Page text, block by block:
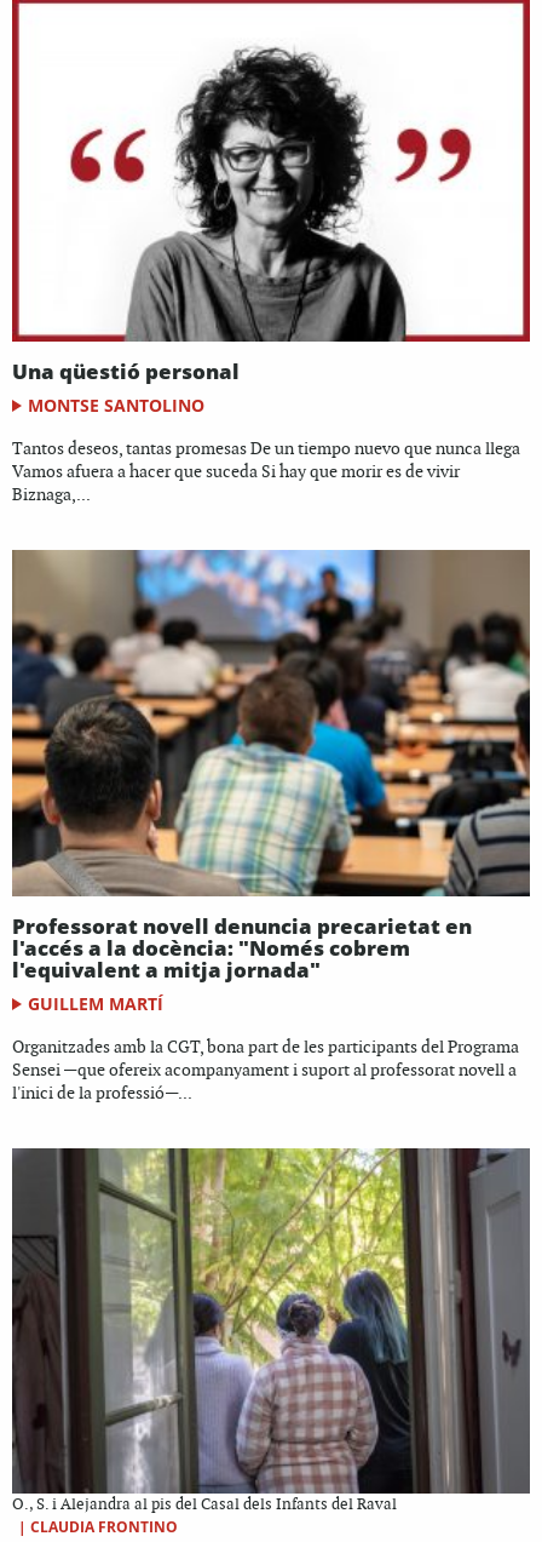
Una qüestió personal
MONTSE SANTOLINO
Tantos deseos, tantas promesas De un tiempo nuevo que nunca llega
Vamos afuera a hacer que suceda Si hay que morir es de vivir
Biznaga,...
Professorat novell denuncia precarietat en
l'accés a la docència: "Només cobrem
l'equivalent a mitja jornada"
GUILLEM MARTÍ
Organitzades amb la CGT, bona part de les participants del Programa
Sensei —que ofereix acompanyament i suport al professorat novell a
l'inici de la professió—...
O., S. i Alejandra al pis del Casal dels Infants del Raval
| CLAUDIA FRONTINO